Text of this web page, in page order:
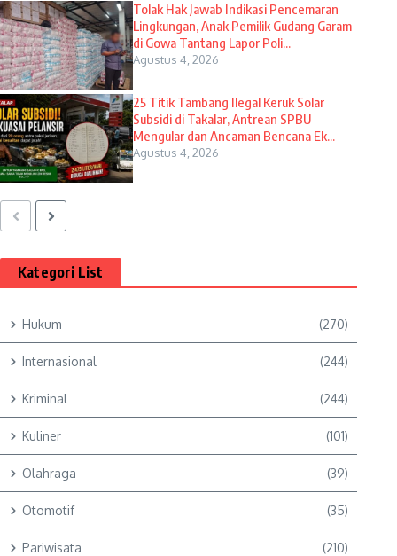
Tolak Hak Jawab Indikasi Pencemaran
Lingkungan, Anak Pemilik Gudang Garam
di Gowa Tantang Lapor Poli...
Agustus 4, 2026
25 Titik Tambang Ilegal Keruk Solar
Subsidi di Takalar, Antrean SPBU
Mengular dan Ancaman Bencana Ek...
Agustus 4, 2026
Kategori List
Hukum (270)
Internasional (244)
Kriminal (244)
Kuliner (101)
Olahraga (39)
Otomotif (35)
Pariwisata (210)